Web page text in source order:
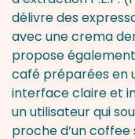
délivre des
avec une crema
propose
café préparées en
interface claire et
un utilisateur qui
proche d’un coffee